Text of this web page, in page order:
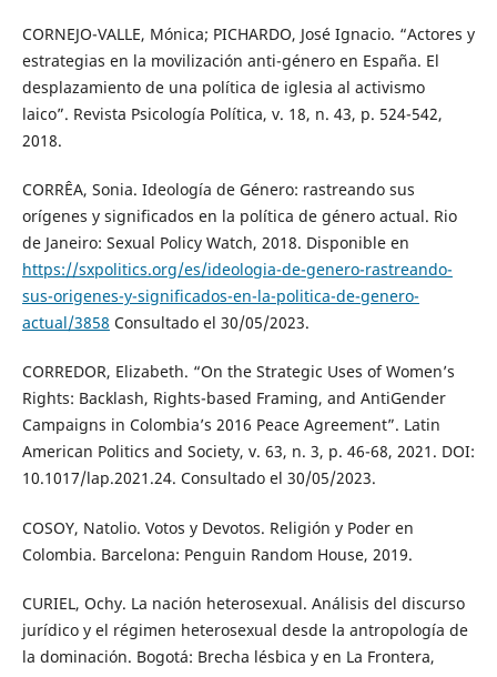
CORNEJO-VALLE, Mónica; PICHARDO, José Ignacio. “Actores y
estrategias en la movilización anti-género en España. El
desplazamiento de una política de iglesia al activismo
laico”. Revista Psicología Política, v. 18, n. 43, p. 524-542,
2018.
CORRÊA, Sonia. Ideología de Género: rastreando sus
orígenes y significados en la política de género actual. Rio
de Janeiro: Sexual Policy Watch, 2018. Disponible en
https://sxpolitics.org/es/ideologia-de-genero-rastreando-
sus-origenes-y-significados-en-la-politica-de-genero-
actual/3858 Consultado el 30/05/2023.
CORREDOR, Elizabeth. “On the Strategic Uses of Women’s
Rights: Backlash, Rights-based Framing, and AntiGender
Campaigns in Colombia’s 2016 Peace Agreement”. Latin
American Politics and Society, v. 63, n. 3, p. 46-68, 2021. DOI:
10.1017/lap.2021.24. Consultado el 30/05/2023.
COSOY, Natolio. Votos y Devotos. Religión y Poder en
Colombia. Barcelona: Penguin Random House, 2019.
CURIEL, Ochy. La nación heterosexual. Análisis del discurso
jurídico y el régimen heterosexual desde la antropología de
la dominación. Bogotá: Brecha lésbica y en La Frontera,